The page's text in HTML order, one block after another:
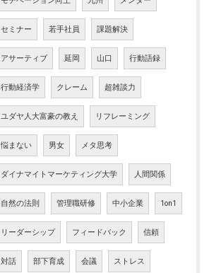
セミナー 若手社員 課題解決
アサーティブ 延岡 山口 行動語録
行動経済学 クレーム 超雑談力
ユダヤ人大富豪の教え リフレーミング
悩まない 男女 メタ思考
ダイナマイトマーケティング大学 人間関係
自然の法則 管理職研修 中小企業 1on1
リーダーシップ フィードバック 信頼
対話 部下育成 会議 ストレス